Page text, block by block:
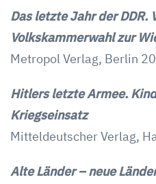
Das letzte Jahr der DDR.
Volkskammerwahl zur
Metropol Verlag, Berlin
Hitlers letzte Armee.
Kriegseinsatz
Mitteldeutscher Verlag,
Alte Länder – neue